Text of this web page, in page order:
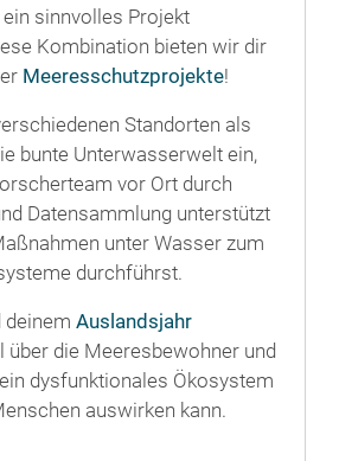
sinnvolles Projekt
Kombination bieten wir dir
Meeresschutzprojekte!
Standorten als
bunte Unterwasserwelt ein,
vor Ort durch
Datensammlung unterstützt
unter Wasser zum
durchführst.
deinem Auslandsjahr
über die Meeresbewohner und
dysfunktionales Ökosystem
auswirken kann.